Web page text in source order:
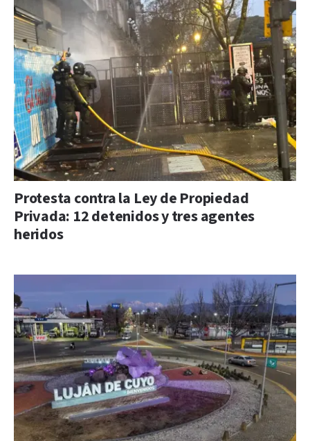
Protesta contra la Ley de Propiedad
Privada: 12 detenidos y tres agentes
heridos